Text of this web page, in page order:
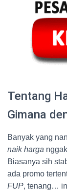
Tentang
Gimana
Banyak yang
naik harga
Biasanya sih
ada promo
FUP, tenang…